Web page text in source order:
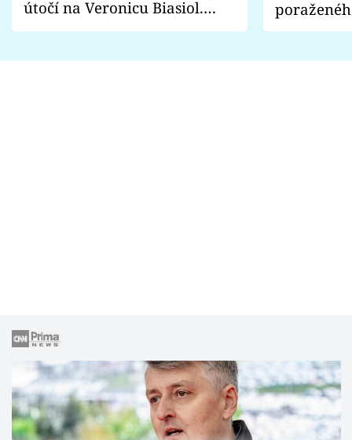
útočí na Veronicu Biasiol.
Proč je podle nich falešná a
fanoušci